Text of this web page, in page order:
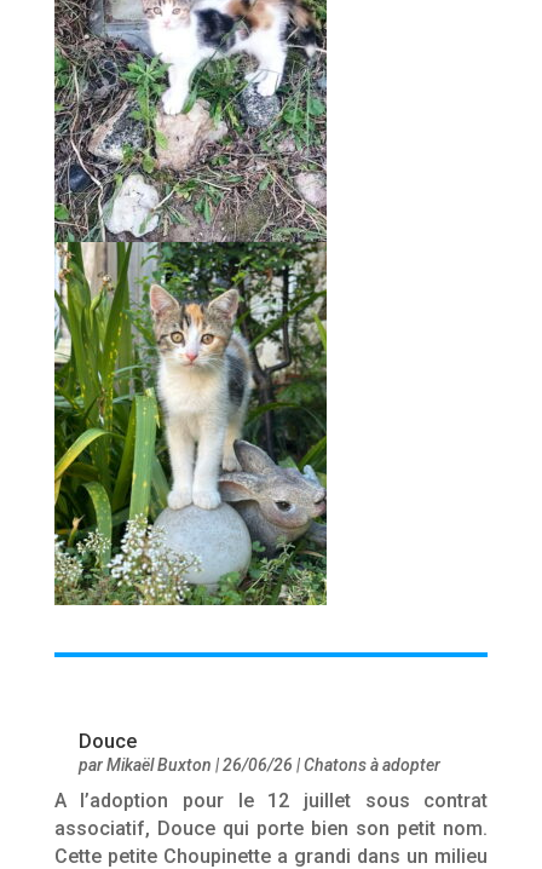
Douce
parMikaël Buxton |26/06/26 |Chatons à adopter
A l’adoption pour le 12 juillet sous contrat
associatif, Douce qui porte bien son petit nom.
Cette petite Choupinette a grandi dans un milieu